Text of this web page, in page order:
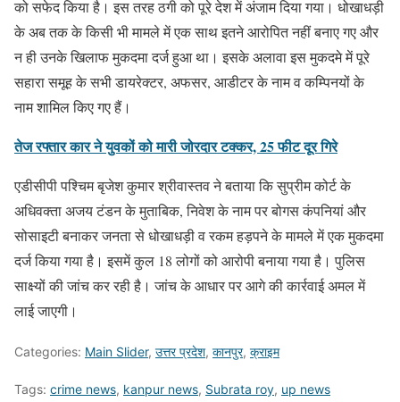
को सफेद किया है। इस तरह ठगी को पूरे देश में अंजाम दिया गया। धोखाधड़ी
के अब तक के किसी भी मामले में एक साथ इतने आरोपित नहीं बनाए गए और
न ही उनके खिलाफ मुकदमा दर्ज हुआ था। इसके अलावा इस मुकदमे में पूरे
सहारा समूह के सभी डायरेक्टर, अफसर, आडीटर के नाम व कम्पिनयों के
नाम शामिल किए गए हैं।
तेज रफ्तार कार ने युवकों को मारी जोरदार टक्कर, 25 फीट दूर गिरे
एडीसीपी पश्चिम बृजेश कुमार श्रीवास्तव ने बताया कि सुप्रीम कोर्ट के
अधिवक्ता अजय टंडन के मुताबिक, निवेश के नाम पर बोगस कंपनियां और
सोसाइटी बनाकर जनता से धोखाधड़ी व रकम हड़पने के मामले में एक मुकदमा
दर्ज किया गया है। इसमें कुल 18 लोगों को आरोपी बनाया गया है। पुलिस
साक्ष्यों की जांच कर रही है। जांच के आधार पर आगे की कार्रवाई अमल में
लाई जाएगी।
Categories: Main Slider, उत्तर प्रदेश, कानपुर, क्राइम
Tags: crime news, kanpur news, Subrata roy, up news